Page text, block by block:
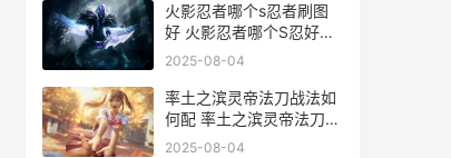
火影忍者哪个s忍者刷图
好 火影忍者哪个S忍好做
5星
2025-08-04
率土之滨灵帝法刀战法如
何配 率土之滨灵帝法刀怎
么组
2025-08-04